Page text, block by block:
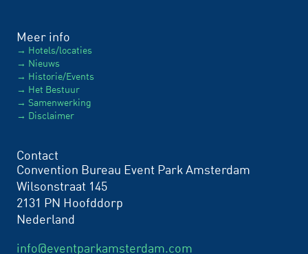
Meer info
Hotels/locaties
Nieuws
Historie/Events
Het Bestuur
Samenwerking
Disclaimer
Contact
Convention Bureau Event Park Amsterdam
Wilsonstraat 145
2131 PN Hoofddorp
Nederland
info@eventparkamsterdam.com